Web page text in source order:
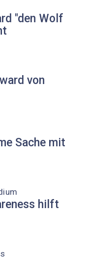
"den Wolf
von
Sache mit
hilft